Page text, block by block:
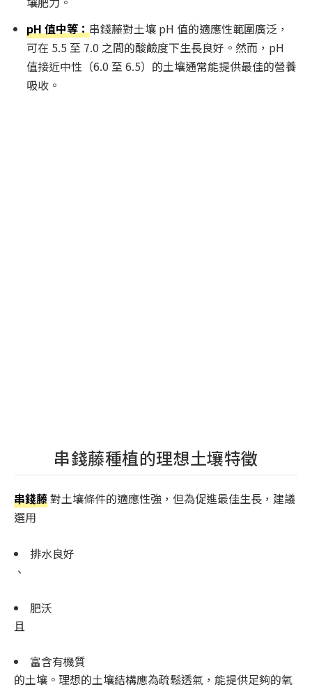
pH 值中等：串錢藤對土壤 pH 值的適應性範圍廣泛，
可在 5.5 至 7.0 之間的酸鹼度下生長良好。然而，pH
值接近中性（6.0 至 6.5）的土壤通常能提供最佳的營養
吸收。
串錢藤種植的理想土壤特徵
串錢藤對土壤條件的適應性強，但為促進最佳生長，建議
選用
排水良好
、
肥沃
且
富含有機質
的土壤。理想的土壤結構應為疏鬆透氣，能提供足夠的氧